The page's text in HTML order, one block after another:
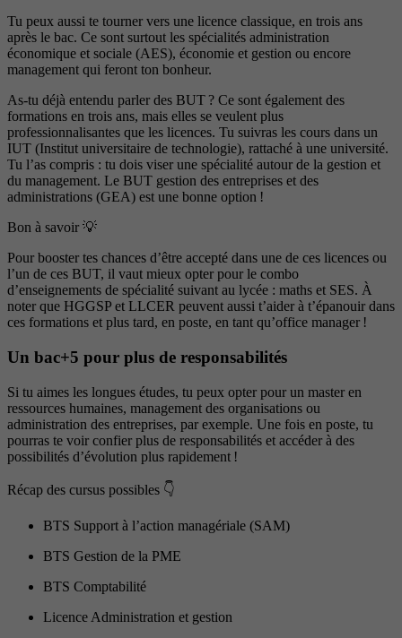
Tu peux aussi te tourner vers une licence classique, en trois ans
après le bac. Ce sont surtout les spécialités administration
économique et sociale (AES), économie et gestion ou encore
management qui feront ton bonheur.
As-tu déjà entendu parler des BUT ? Ce sont également des
formations en trois ans, mais elles se veulent plus
professionnalisantes que les licences. Tu suivras les cours dans un
IUT (Institut universitaire de technologie), rattaché à une université.
Tu l’as compris : tu dois viser une spécialité autour de la gestion et
du management. Le BUT gestion des entreprises et des
administrations (GEA) est une bonne option !
Bon à savoir 💡
Pour booster tes chances d’être accepté dans une de ces licences ou
l’un de ces BUT, il vaut mieux opter pour le combo
d’enseignements de spécialité suivant au lycée : maths et SES. À
noter que HGGSP et LLCER peuvent aussi t’aider à t’épanouir dans
ces formations et plus tard, en poste, en tant qu’office manager !
Un bac+5 pour plus de responsabilités
Si tu aimes les longues études, tu peux opter pour un master en
ressources humaines, management des organisations ou
administration des entreprises, par exemple. Une fois en poste, tu
pourras te voir confier plus de responsabilités et accéder à des
possibilités d’évolution plus rapidement !
Récap des cursus possibles 👇​
BTS Support à l’action managériale (SAM)
BTS Gestion de la PME
BTS Comptabilité
Licence Administration et gestion